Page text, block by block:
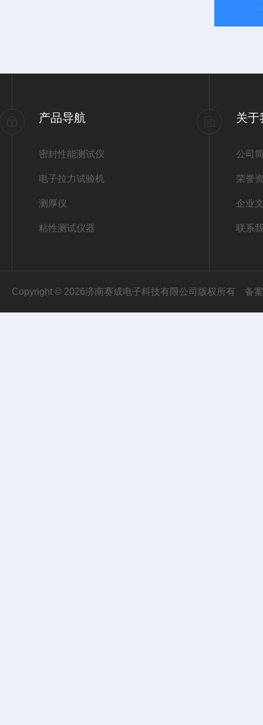
产品导航
密封性能测试仪
电子拉力试验机
测厚仪
粘性测试仪器
关于
公司
荣誉
企业
联系
Copyright © 2026济南赛成电子科技有限公司版权所有 备